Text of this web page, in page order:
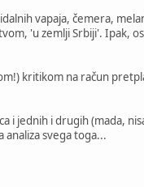
vapaja, čemera,
'u zemlji Srbiji'. Ipak,
kritikom na račun
i jednih i drugih (mada,
svega toga...